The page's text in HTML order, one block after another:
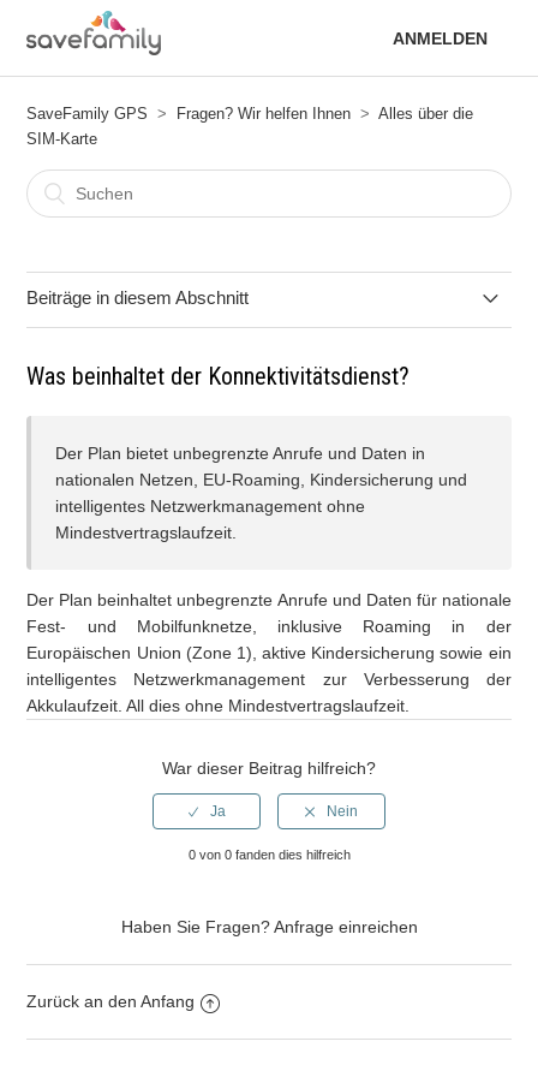
ANMELDEN
SaveFamily GPS Fragen? Wir helfen Ihnen
Alles über die
SIM-Karte
Beiträge in diesem Abschnitt
fehlgeschlagenen Abonnement ändern
zusagt?
Was tun, wenn die Aktivierungs-E-Mail nicht ankommt?
Hat die SIM Roaming?
Wie lange dauert es, bis die SIM nach dem Kauf aktiviert
Was beinhaltet der Konnektivitätsdienst?
Wie aktiviere ich die SIM-Karte?
Welche Vorteile bietet die SaveFamily-SIM-Karte im
Meine SIM ist nicht von SaveFamily, gibt es einen
Was beinhaltet der Konnektivitätsdienst?
Der Plan bietet unbegrenzte Anrufe und Daten in
nationalen Netzen, EU-Roaming, Kindersicherung und
intelligentes Netzwerkmanagement ohne
Mindestvertragslaufzeit.
Der Plan beinhaltet unbegrenzte Anrufe und Daten für nationale
Fest- und Mobilfunknetze, inklusive Roaming in der
Europäischen Union (Zone 1), aktive Kindersicherung sowie ein
intelligentes Netzwerkmanagement zur Verbesserung der
Akkulaufzeit. All dies ohne Mindestvertragslaufzeit.
War dieser Beitrag hilfreich?
0 von 0 fanden dies hilfreich
Haben Sie Fragen?Anfrage einreichen
Zurück an den Anfang